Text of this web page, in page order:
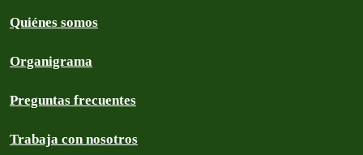
Quiénes somos
Organigrama
Preguntas frecuentes
Trabaja con nosotros